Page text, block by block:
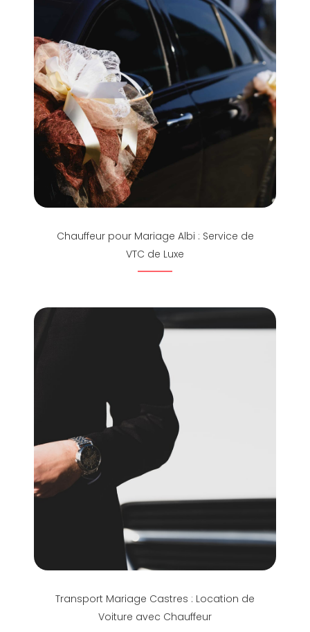
Chauffeur pour Mariage Albi : Service de
VTC de Luxe
Transport Mariage Castres : Location de
Voiture avec Chauffeur